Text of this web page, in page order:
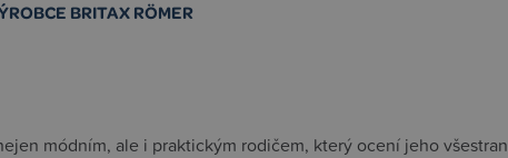
BRITAX RÖMER
módním, ale i praktickým rodičem, který ocení jeho